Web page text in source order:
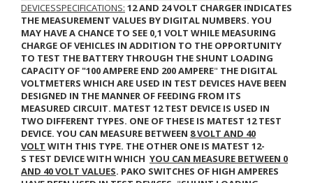
DEVICESSPECIFICATIONS: 12 AND 24 VOLT CHARGER INDICATES
THE MEASUREMENT VALUES BY DIGITAL NUMBERS. YOU
MAY HAVE A CHANCE TO SEE 0,1 VOLT WHILE MEASURING
CHARGE OF VEHICLES IN ADDITION TO THE OPPORTUNITY
TO TEST THE BATTERY THROUGH THE SHUNT LOADING
CAPACITY OF "100 AMPERE END 200 AMPERE" THE DIGITAL
VOLTMETERS WHICH ARE USED IN TEST DEVICES HAVE BEEN
DESIGNED IN THE MANNER OF FEEDING FROM ITS
MEASURED CIRCUIT. MATEST 12 TEST DEVICE IS USED IN
TWO DIFFERENT TYPES. ONE OF THESE IS MATEST 12 TEST
DEVICE. YOU CAN MEASURE BETWEEN 8 VOLT AND 40
VOLT WITH THIS TYPE. THE OTHER ONE IS MATEST 12-
S TEST DEVICE WITH WHICH YOU CAN MEASURE BETWEEN 0
AND 40 VOLT VALUES. PAKO SWITCHES OF HIGH AMPERES